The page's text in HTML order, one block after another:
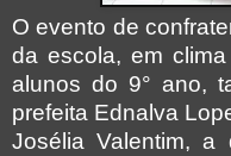
O evento de
da escola, em
alunos do 9° ano,
prefeita Ednalva
Josélia Valentim, a